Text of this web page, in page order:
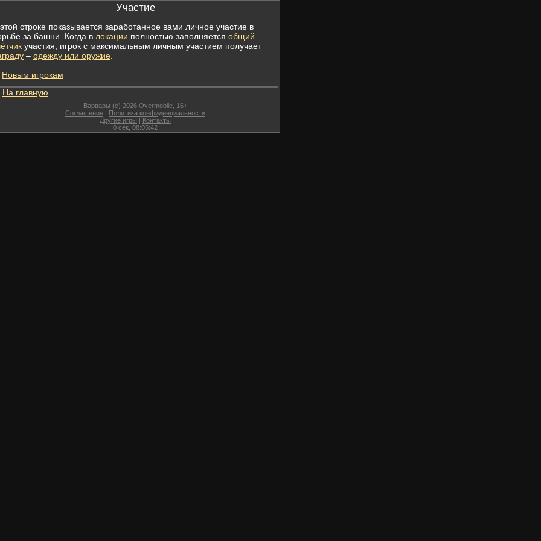
Участие
строке показывается заработанное вами личное участие в
за башни. Когда в локации полностью заполняется общий
участия, игрок с максимальным личным участием получает
– одежду или оружие
Новым игрокам
На главную
Варвары (c) 2026 Overmobile, 16+
Соглашение | Политика конфиденциальности
Другие игры | Контакты
0 сек, 08:05:42